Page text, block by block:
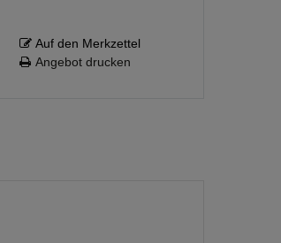
Auf den Merkzettel
Angebot drucken